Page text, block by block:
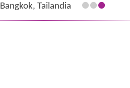
Bangkok, Tailandia